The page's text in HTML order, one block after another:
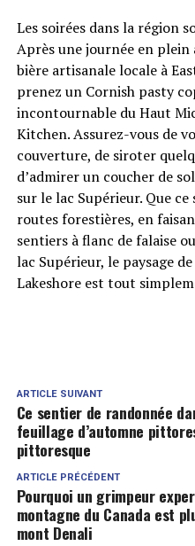
Les soirées dans la région
Après une journée en plein
bière artisanale locale à
prenez un Cornish pasty
incontournable du Haut
Kitchen. Assurez-vous de
couverture, de siroter
d’admirer un coucher de
sur le lac Supérieur. Que
routes forestières, en
sentiers à flanc de falaise
lac Supérieur, le paysage
Lakeshore est tout
ARTICLE SUIVANT
Ce sentier de randonnée
feuillage d’automne
pittoresque
ARTICLE PRÉCÉDENT
Pourquoi un grimpeur
montagne du Canada est
mont Denali